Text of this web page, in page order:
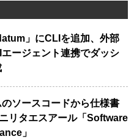
」にCLIを追加、外部
ージェント連携でダッシ
ソースコードから仕様書
リタエスアール「Software
」